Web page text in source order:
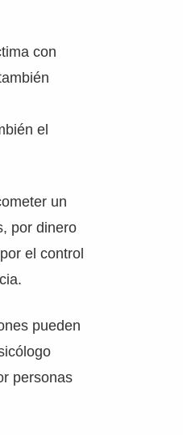
con
el
un
por dinero
el control
pueden
personas